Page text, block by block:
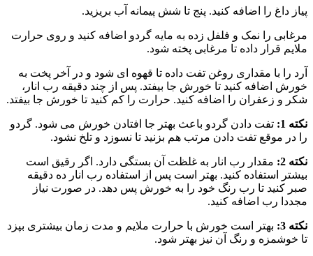
پیاز داغ را اضافه کنید. پنج تا شش پیمانه آب بریزید.
مرغابی را نمک و فلفل زده به مایه گردو اضافه کنید و روی حرارت
ملایم قرار داده تا مرغابی پخته شود.
آرد را با مقداری روغن تفت داده تا قهوه ای شود و در آخر پخت به
خورش اضافه کنید تا خورش جا بیفتد. پس از چند دقیقه رب انار،
شکر و زعفران را اضافه کنید. حرارت را کم کنید تا خورش جا بیفتد.
نکته 1:
تفت دادن گردو باعث بهتر جا افتادن خورش می شود. گردو
را در موقع تفت دادن مرتب هم بزنید تا نسوزد و تلخ نشود.
نکته 2:
مقدار رب انار به غلظت آن بستگی دارد. اگر رقیق است
بیشتر استفاده کنید. بهتر است پس از استفاده رب انار ده دقیقه
صبر کنید تا رب رنگ خود را به خورش پس دهد. در صورت نیاز
مجددا رب اضافه کنید.
نکته 3:
بهتر است خورش با حرارت ملایم و مدت زمان بیشتری بپزد
تا خوشمزه و رنگ آن نیز بهتر شود.